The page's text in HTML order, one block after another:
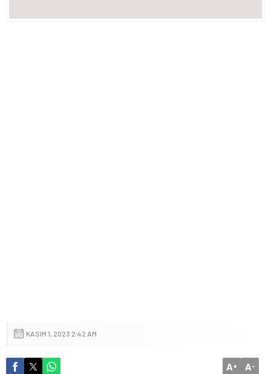
KASIM 1, 2023 2:42 AM
A+ A-